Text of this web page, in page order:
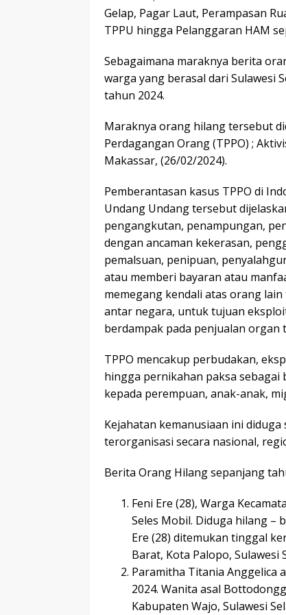
Gelap, Pagar Laut, Perampasan
TPPU hingga Pelanggaran HAM
Sebagaimana maraknya berita
warga yang berasal dari Sulawesi
tahun 2024.
Maraknya orang hilang tersebut
Perdagangan Orang (TPPO) ;
Makassar, (26/02/2024).
Pemberantasan kasus TPPO di
Undang Undang tersebut
pengangkutan, penampungan,
dengan ancaman kekerasan,
pemalsuan, penipuan,
atau memberi bayaran atau
memegang kendali atas orang
antar negara, untuk tujuan
berdampak pada penjualan
TPPO mencakup perbudakan,
hingga pernikahan paksa
kepada perempuan, anak-anak,
Kejahatan kemanusiaan ini
terorganisasi secara nasional,
Berita Orang Hilang sepanjang
Feni Ere (28), Warga
Seles Mobil. Diduga hilang –
Ere (28) ditemukan tinggal
Barat, Kota Palopo, Sulawesi
Paramitha Titania Anggelica
2024. Wanita asal
Kabupaten Wajo, Sulawesi